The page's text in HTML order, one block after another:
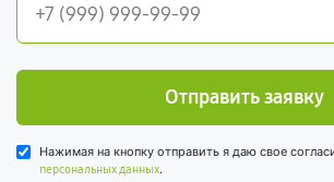
Отправить заявку
Нажимая на кнопку отправить я даю свое
персональных данных.